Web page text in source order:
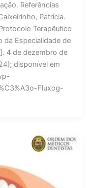
Referências
Patrícia.
Terapêutico
da Especialidade de
4 de dezembro de
disponível em
Fluxog-